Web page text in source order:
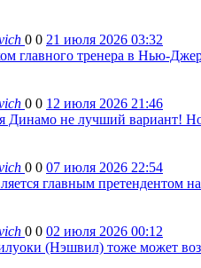
0 0 21 июля 2026 03:32
главного тренера в Нью-
0 0 12 июля 2026 21:46
Динамо не лучший вариант!
0 0 07 июля 2026 22:54
главным претендентом
0 0 02 июля 2026 00:12
(Нэшвил) тоже может